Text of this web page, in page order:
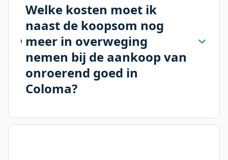
Welke kosten moet ik
naast de koopsom nog
meer in overweging
nemen bij de aankoop van
onroerend goed in
Coloma?